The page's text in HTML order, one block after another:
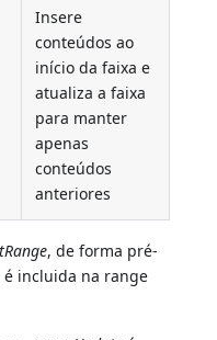
Insere
conteúdos ao
início da faixa e
atualiza a faixa
para manter
apenas
conteúdos
anteriores
, de forma pré-
incluida na range